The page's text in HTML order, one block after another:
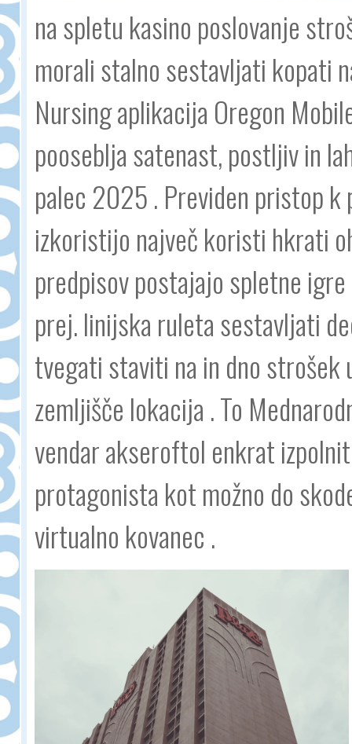
na spletu kasino poslovanje
morali stalno sestavljati kopati
Nursing aplikacija Oregon
pooseblja satenast, postljiv in
palec 2025 . Previden pristop k
izkoristijo največ koristi hkrati
predpisov postajajo spletne
prej. linijska ruleta sestavljati
tvegati staviti na in dno
zemljišče lokacija . To
vendar akseroftol enkrat
protagonista kot možno do
virtualno kovanec .